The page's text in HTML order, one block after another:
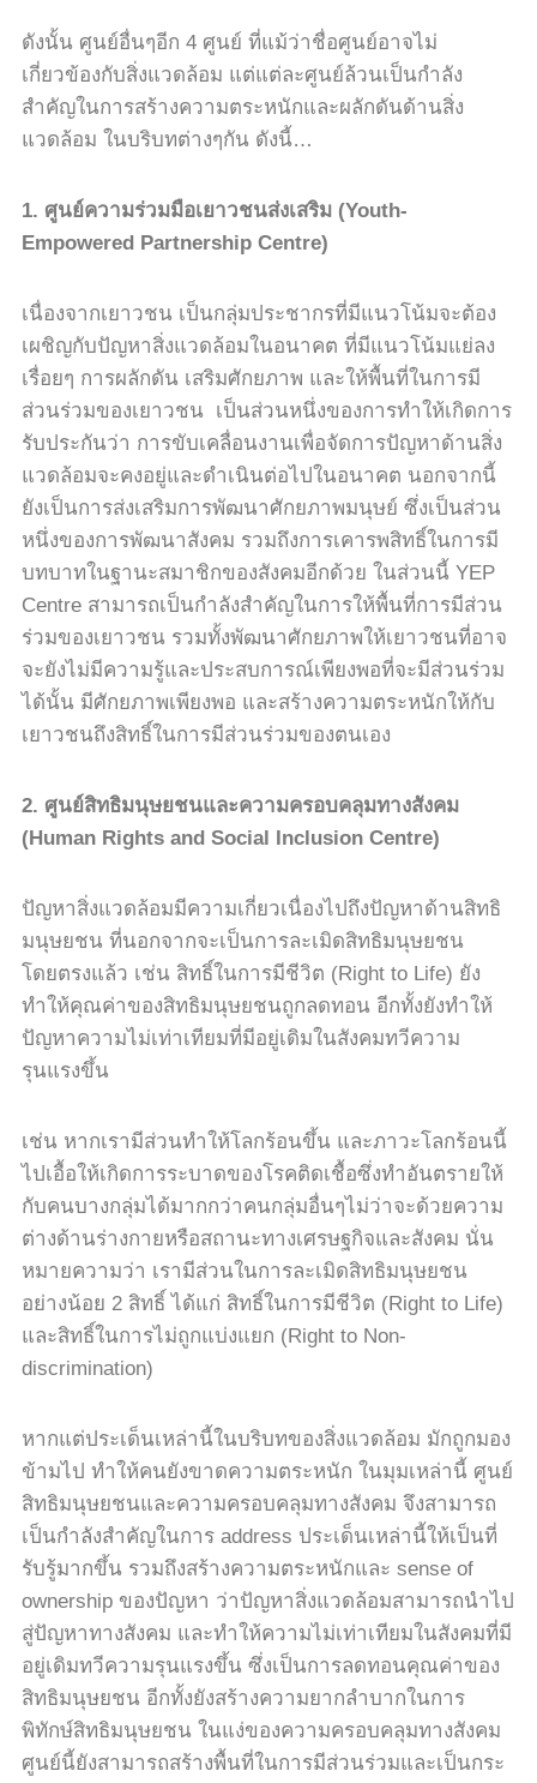
ดังนั้น ศูนย์อื่นๆอีก 4 ศูนย์ ที่แม้ว่าชื่อศูนย์อาจไม่
เกี่ยวข้องกับสิ่งแวดล้อม แต่แต่ละศูนย์ล้วนเป็นกำลัง
สำคัญในการสร้างความตระหนักและผลักดันด้านสิ่ง
แวดล้อม ในบริบทต่างๆกัน ดังนี้…
1. ศูนย์ความร่วมมือเยาวชนส่งเสริม (Youth-
Empowered Partnership Centre)
เนื่องจากเยาวชน เป็นกลุ่มประชากรที่มีแนวโน้มจะต้อง
เผชิญกับปัญหาสิ่งแวดล้อมในอนาคต ที่มีแนวโน้มแย่ลง
เรื่อยๆ การผลักดัน เสริมศักยภาพ และให้พื้นที่ในการมี
ส่วนร่วมของเยาวชน
เป็นส่วนหนึ่งของการทำให้เกิดการ
รับประกันว่า การขับเคลื่อนงานเพื่อจัดการปัญหาด้านสิ่ง
แวดล้อมจะคงอยู่และดำเนินต่อไปในอนาคต นอกจากนี้
ยังเป็นการส่งเสริมการพัฒนาศักยภาพมนุษย์ ซึ่งเป็นส่วน
หนึ่งของการพัฒนาสังคม รวมถึงการเคารพสิทธิ์ในการมี
บทบาทในฐานะสมาชิกของสังคมอีกด้วย ในส่วนนี้ YEP
Centre สามารถเป็นกำลังสำคัญในการให้พื้นที่การมีส่วน
ร่วมของเยาวชน รวมทั้งพัฒนาศักยภาพให้เยาวชนที่อาจ
จะยังไม่มีความรู้และประสบการณ์เพียงพอที่จะมีส่วนร่วม
ได้นั้น มีศักยภาพเพียงพอ และสร้างความตระหนักให้กับ
เยาวชนถึงสิทธิ์ในการมีส่วนร่วมของตนเอง
2. ศูนย์สิทธิมนุษยชนและความครอบคลุมทางสังคม
(Human Rights and Social Inclusion Centre)
ปัญหาสิ่งแวดล้อมมีความเกี่ยวเนื่องไปถึงปัญหาด้านสิทธิ
มนุษยชน ที่นอกจากจะเป็นการละเมิดสิทธิมนุษยชน
โดยตรงแล้ว เช่น สิทธิ์ในการมีชีวิต (Right to Life) ยัง
ทำให้คุณค่าของสิทธิมนุษยชนถูกลดทอน อีกทั้งยังทำให้
ปัญหาความไม่เท่าเทียมที่มีอยู่เดิมในสังคมทวีความ
รุนแรงขึ้น
เช่น หากเรามีส่วนทำให้โลกร้อนขึ้น และภาวะโลกร้อนนี้
ไปเอื้อให้เกิดการระบาดของโรคติดเชื้อซึ่งทำอันตรายให้
กับคนบางกลุ่มได้มากกว่าคนกลุ่มอื่นๆไม่ว่าจะด้วยความ
ต่างด้านร่างกายหรือสถานะทางเศรษฐกิจและสังคม นั่น
หมายความว่า เรามีส่วนในการละเมิดสิทธิมนุษยชน
อย่างน้อย 2 สิทธิ์ ได้แก่ สิทธิ์ในการมีชีวิต (Right to Life)
และสิทธิ์ในการไม่ถูกแบ่งแยก (Right to Non-
discrimination)
หากแต่ประเด็นเหล่านี้ในบริบทของสิ่งแวดล้อม มักถูกมอง
ข้ามไป ทำให้คนยังขาดความตระหนัก ในมุมเหล่านี้ ศูนย์
สิทธิมนุษยชนและความครอบคลุมทางสังคม จึงสามารถ
เป็นกำลังสำคัญในการ address ประเด็นเหล่านี้ให้เป็นที่
รับรู้มากขึ้น รวมถึงสร้างความตระหนักและ sense of
ownership ของปัญหา ว่าปัญหาสิ่งแวดล้อมสามารถนำไป
สู่ปัญหาทางสังคม และทำให้ความไม่เท่าเทียมในสังคมที่มี
อยู่เดิมทวีความรุนแรงขึ้น ซึ่งเป็นการลดทอนคุณค่าของ
สิทธิมนุษยชน อีกทั้งยังสร้างความยากลำบากในการ
พิทักษ์สิทธิมนุษยชน ในแง่ของความครอบคลุมทางสังคม
ศูนย์นี้ยังสามารถสร้างพื้นที่ในการมีส่วนร่วมและเป็นกระ